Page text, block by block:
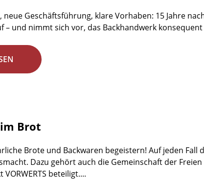
neue Geschäftsführung, klare Vorhaben: 15 Jahre
– und nimmt sich vor, das Backhandwerk
Brot
Brote und Backwaren begeistern! Auf jeden Fall
Dazu gehört auch die Gemeinschaft der
beteiligt....